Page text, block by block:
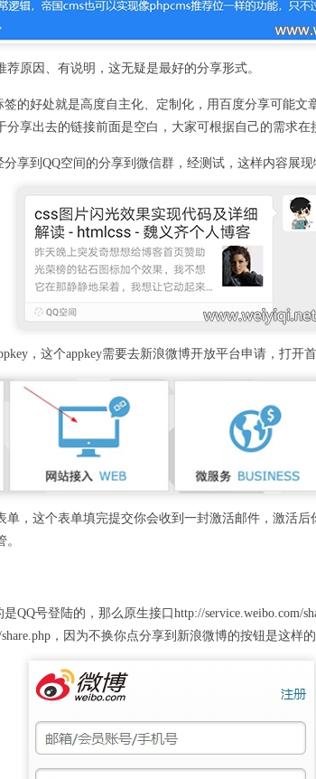
原因、有说明，这无疑是最好的分享形式。
签的好处就是高度自主化、定制化，用百度分享可能文
享出去的链接前面是空白，大家可根据自己的需求在
享到QQ空间的分享到微信群，经测试，这样内容展
，这个appkey需要去新浪微博开放平台申请，打开
单，这个表单填完提交你会收到一封激活邮件，激活后
QQ号登陆的，那么原生接口http://service.weibo.com/
share.php，因为不换你点分享到新浪微博的按钮是这样的